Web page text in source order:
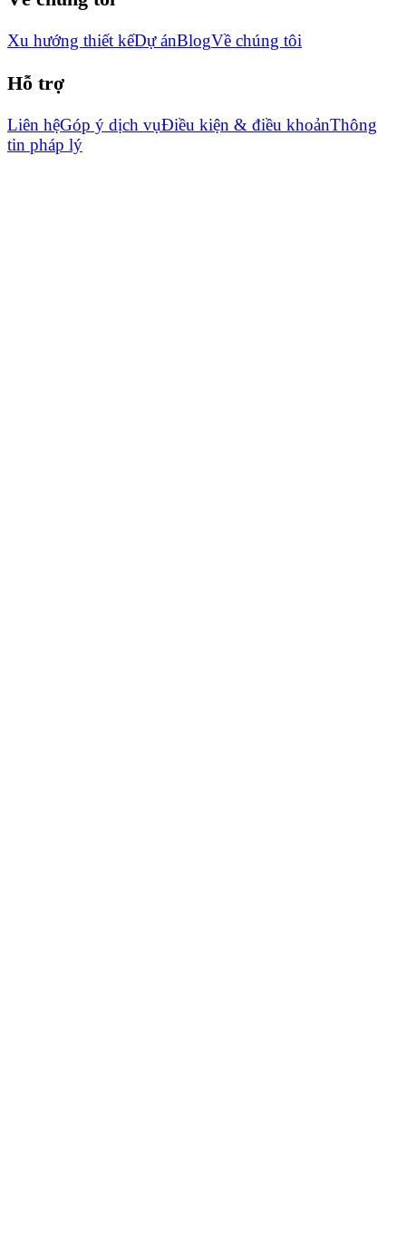
Xu hướng thiết kếDự ánBlogVề chúng tôi
Hỗ trợ
Liên hệGóp ý dịch vụĐiều kiện & điều khoảnThông
tin pháp lý